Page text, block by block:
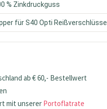
% Zinkdruckguss
für S40 Opti Reißverschlüsse
ab € 60,- Bestellwert
mit unserer Portoflatrate